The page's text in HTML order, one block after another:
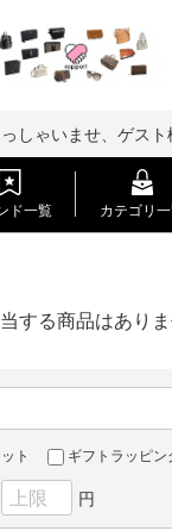
しゃいませ、ゲスト
ド一覧 カテゴリ
する商品はありま
ト ギフトラッピン
円